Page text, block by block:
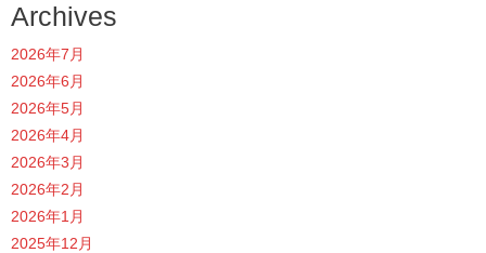
Archives
2026年7月
2026年6月
2026年5月
2026年4月
2026年3月
2026年2月
2026年1月
2025年12月